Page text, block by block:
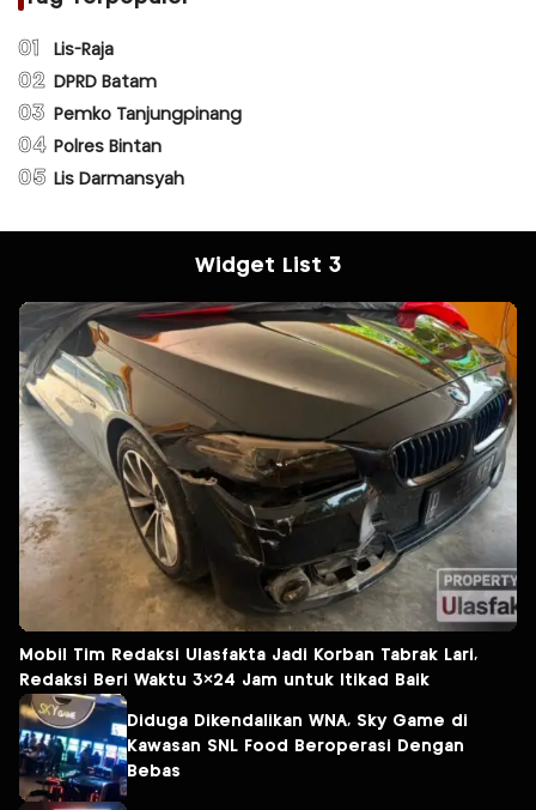
01 Lis-Raja
02 DPRD Batam
03 Pemko Tanjungpinang
04 Polres Bintan
05 Lis Darmansyah
Widget List 3
Mobil Tim Redaksi Ulasfakta Jadi Korban Tabrak Lari,
Redaksi Beri Waktu 3×24 Jam untuk Itikad Baik
Diduga Dikendalikan WNA, Sky Game di
Kawasan SNL Food Beroperasi Dengan
Bebas